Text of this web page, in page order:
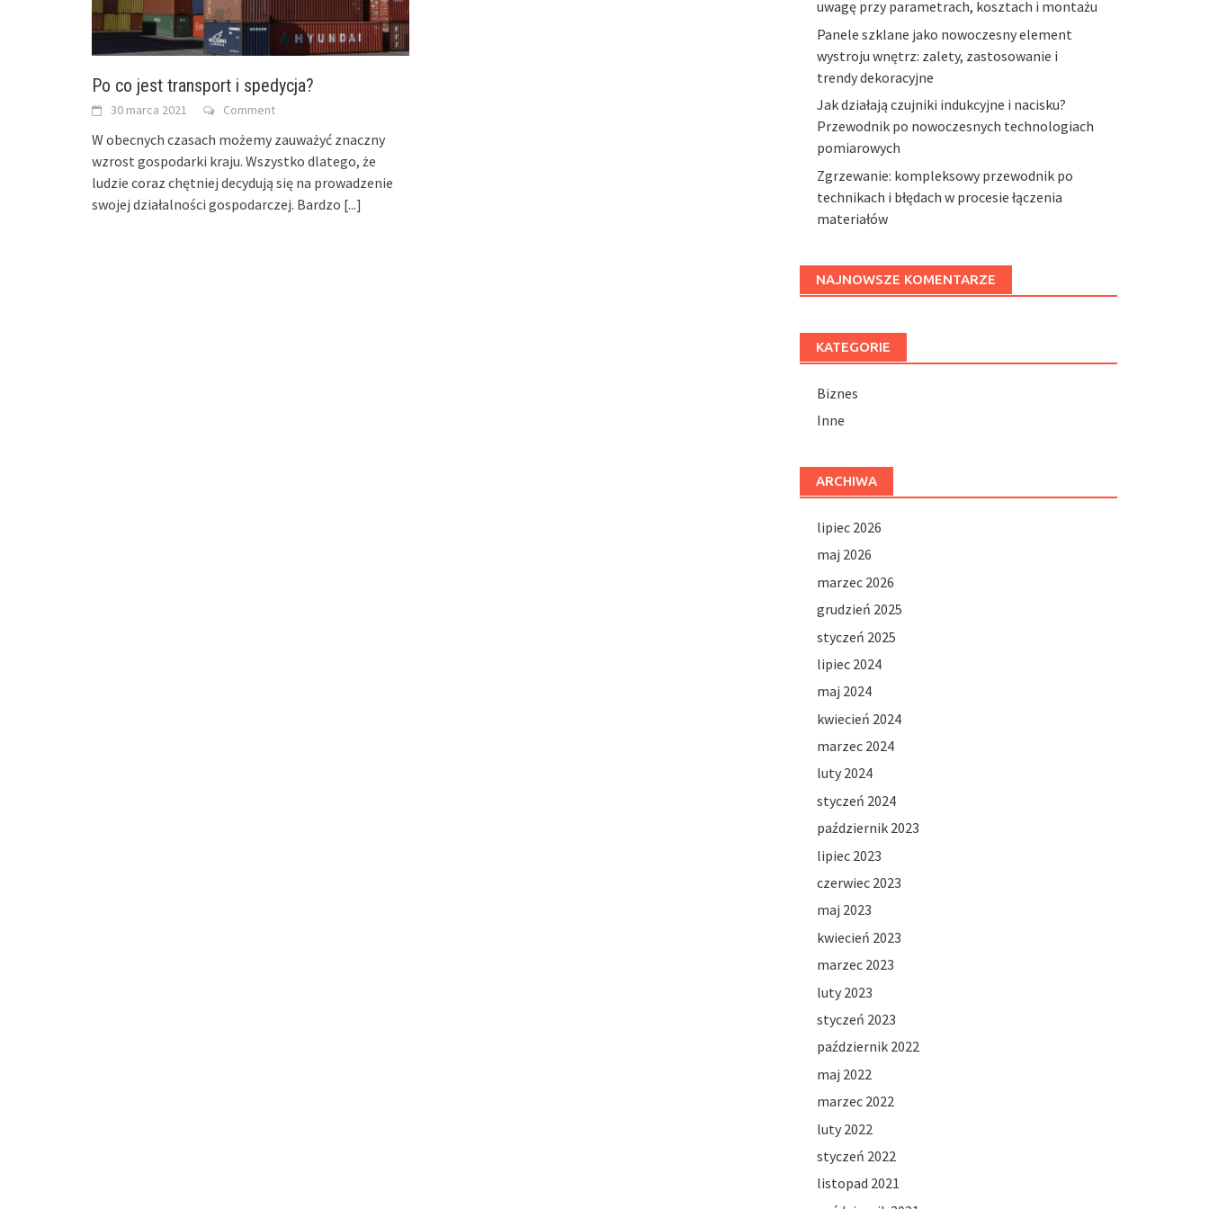
Po co jest transport i spedycja?
30 marca 2021 Comment
W obecnych czasach możemy zauważyć znaczny
wzrost gospodarki kraju. Wszystko dlatego, że
ludzie coraz chętniej decydują się na prowadzenie
swojej działalności gospodarczej. Bardzo [...]
uwagę przy parametrach, kosztach i montażu
Panele szklane jako nowoczesny element
wystroju wnętrz: zalety, zastosowanie i
trendy dekoracyjne
Jak działają czujniki indukcyjne i nacisku?
Przewodnik po nowoczesnych technologiach
pomiarowych
Zgrzewanie: kompleksowy przewodnik po
technikach i błędach w procesie łączenia
materiałów
NAJNOWSZE KOMENTARZE
KATEGORIE
Biznes
Inne
ARCHIWA
lipiec 2026
maj 2026
marzec 2026
grudzień 2025
styczeń 2025
lipiec 2024
maj 2024
kwiecień 2024
marzec 2024
luty 2024
styczeń 2024
październik 2023
lipiec 2023
czerwiec 2023
maj 2023
kwiecień 2023
marzec 2023
luty 2023
styczeń 2023
październik 2022
maj 2022
marzec 2022
luty 2022
styczeń 2022
listopad 2021